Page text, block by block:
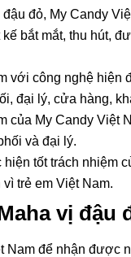
đỏ, My Candy
bắt mắt, thu hút,
với công nghệ hiện
đại lý, cửa hàng,
của My Candy Việt
và đại lý.
tốt trách nhiệm
trẻ em Việt Nam.
vị đậu
để nhận được